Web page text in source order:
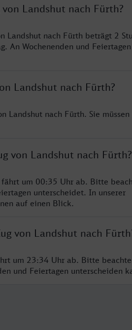
Landshut nach Fürth?
Landshut nach Fürth beträgt 2
An Wochenenden und
Landshut nach Fürth?
Landshut nach Fürth. Sie
von Landshut nach Fürth?
um 00:35 Uhr ab. Bitte
unterscheidet. In unserer
auf einen Blick.
von Landshut nach
um 23:34 Uhr ab. Bitte
und Feiertagen unterscheiden